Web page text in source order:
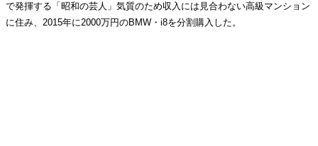
で発揮する「昭和の芸人」気質のため収入には見合わない高級マンション
に住み、2015年に2000万円のBMW・i8を分割購入した。